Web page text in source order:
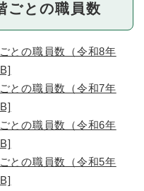
ごとの職員数
との職員数（令和8年
との職員数（令和7年
との職員数（令和6年
との職員数（令和5年